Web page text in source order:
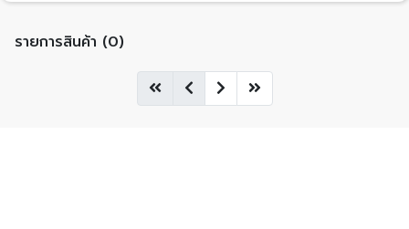
รายการสินค้า (0)